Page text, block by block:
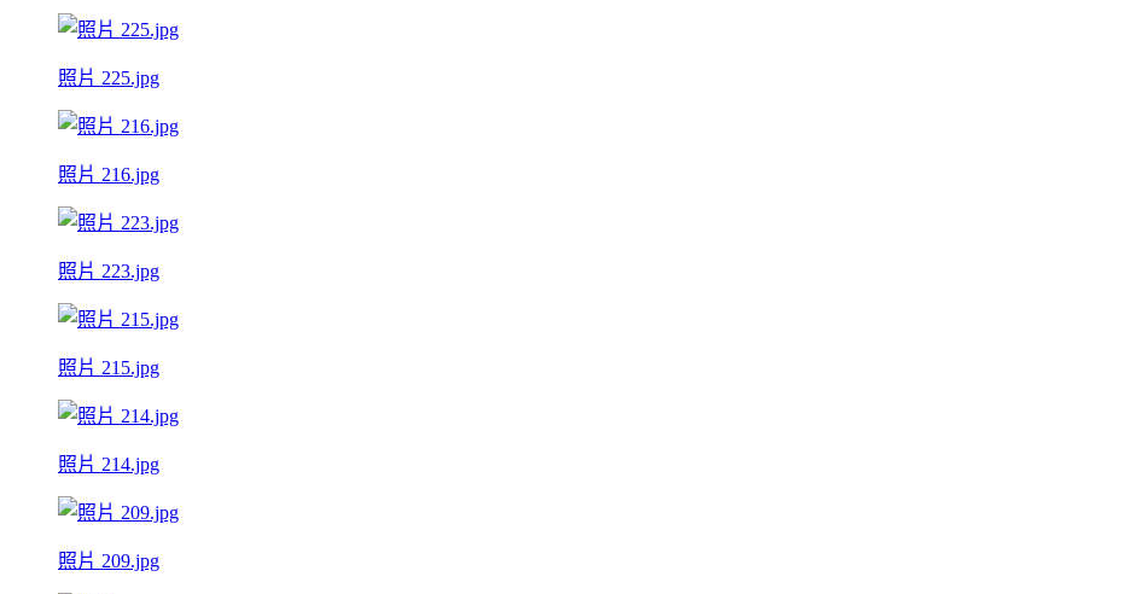
照片 225.jpg
照片 216.jpg
照片 223.jpg
照片 215.jpg
照片 214.jpg
照片 209.jpg